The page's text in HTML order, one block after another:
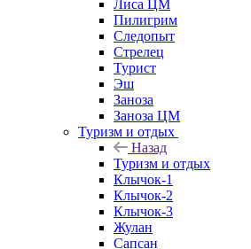
Лиса ЦМ
Пилигрим
Следопыт
Стрелец
Турист
Эш
Заноза
Заноза ЦМ
Туризм и отдых
Назад
Туризм и отдых
Клычок-1
Клычок-2
Клычок-3
Жулан
Сапсан